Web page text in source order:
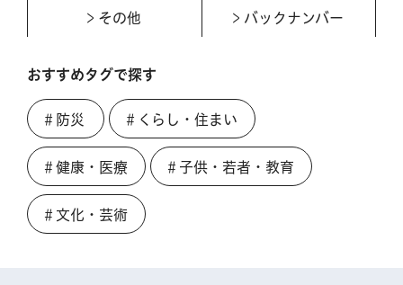
その他 バックナンバー
おすすめタグで探す
＃防災 ＃くらし・住まい
＃健康・医療 ＃子供・若者・教育
＃文化・芸術